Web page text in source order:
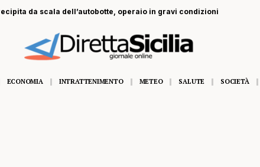
da scala dell’autobotte, operaio in gravi condizioni
ECONOMIA INTRATTENIMENTO METEO SALUTE SOCIETÀ